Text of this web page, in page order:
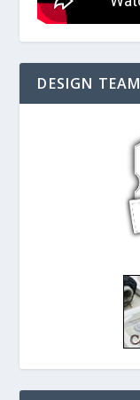
DESIGN TEAM